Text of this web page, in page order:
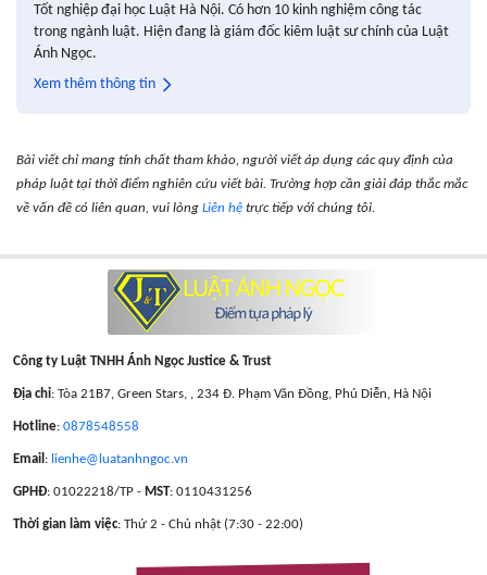
Tốt nghiệp đại học Luật Hà Nội. Có hơn 10 kinh nghiệm công tác
trong ngành luật. Hiện đang là giám đốc kiêm luật sư chính của Luật
Ánh Ngọc.
Xem thêm thông tin
Bài viết chỉ mang tính chất tham khảo, người viết áp dụng các quy định của
pháp luật tại thời điểm nghiên cứu viết bài. Trường hợp cần giải đáp thắc mắc
về vấn đề có liên quan, vui lòng Liên hệ trực tiếp với chúng tôi.
Công ty Luật TNHH Ánh Ngọc Justice & Trust
Địa chỉ: Tòa 21B7, Green Stars, , 234 Đ. Phạm Văn Đồng, Phú Diễn, Hà Nội
Hotline: 0878548558
Email : lienhe@luatanhngoc.vn
GPHĐ: 01022218/TP - MST: 0110431256
Thời gian làm việc: Thứ 2 - Chủ nhật (7:30 - 22:00)